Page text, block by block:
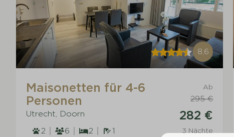
8,6
Ab
295 €
282 €
3 Nächte
Maisonetten für 4-6
Personen
Utrecht, Doorn
2
6 2
1